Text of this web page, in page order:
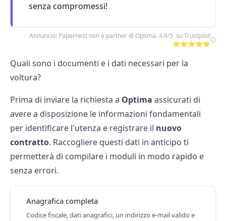
senza compromessi!
Annuncio: Papernest non è partner di Optima. 4,8/5 su Trustpilot
⭐⭐⭐⭐⭐
Quali sono i documenti e i dati necessari per la
voltura?
Prima di inviare la richiesta a Optima assicurati di
avere a disposizione le informazioni fondamentali
per identificare l'utenza e registrare il nuovo
contratto. Raccogliere questi dati in anticipo ti
permetterà di compilare i moduli in modo rapido e
senza errori.
Anagrafica completa
Codice fiscale, dati anagrafici, un indirizzo e-mail valido e